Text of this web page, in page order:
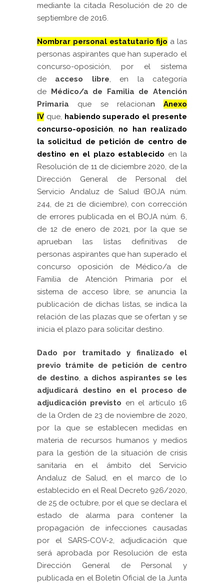
mediante la citada Resolución de 20 de
septiembre de 2016.
Nombrar personal estatutario fijo a las
personas aspirantes que han superado el
concurso-oposición, por el sistema
de acceso libre, en la categoría
de Médico/a de Familia de Atención
Primaria que se relacionan Anexo
IV que, habiendo superado el presente
concurso-oposición, no han realizado
la solicitud de petición de centro de
destino en el plazo establecido en la
Resolución de 11 de diciembre 2020, de la
Dirección General de Personal del
Servicio Andaluz de Salud (BOJA núm.
244, de 21 de diciembre), con corrección
de errores publicada en el BOJA núm. 6,
de 12 de enero de 2021, por la que se
aprueban las listas definitivas de
personas aspirantes que han superado el
concurso oposición de Médico/a de
Familia de Atención Primaria por el
sistema de acceso libre, se anuncia la
publicación de dichas listas, se indica la
relación de las plazas que se ofertan y se
inicia el plazo para solicitar destino.
Dado por tramitado y finalizado el
previo trámite de petición de centro
de destino, a dichos aspirantes se les
adjudicará destino en el proceso de
adjudicación previsto en el artículo 16
de la Orden de 23 de noviembre de 2020,
por la que se establecen medidas en
materia de recursos humanos y medios
para la gestión de la situación de crisis
sanitaria en el ámbito del Servicio
Andaluz de Salud, en el marco de lo
establecido en el Real Decreto 926/2020,
de 25 de octubre, por el que se declara el
estado de alarma para contener la
propagación de infecciones causadas
por el SARS-COV-2, adjudicación que
será aprobada por Resolución de esta
Dirección General de Personal y
publicada en el Boletín Oficial de la Junta